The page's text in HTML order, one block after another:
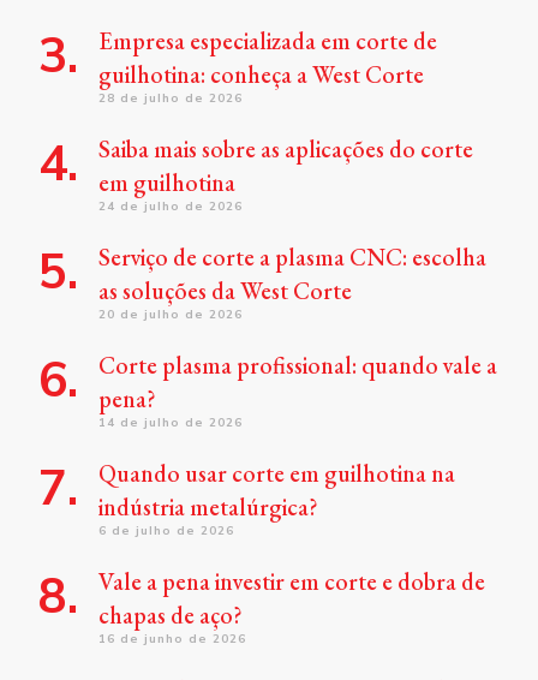
Empresa especializada em corte de
guilhotina: conheça a West Corte
28 de julho de 2026
Saiba mais sobre as aplicações do corte
em guilhotina
24 de julho de 2026
Serviço de corte a plasma CNC: escolha
as soluções da West Corte
20 de julho de 2026
Corte plasma profissional: quando vale a
pena?
14 de julho de 2026
Quando usar corte em guilhotina na
indústria metalúrgica?
6 de julho de 2026
Vale a pena investir em corte e dobra de
chapas de aço?
16 de junho de 2026